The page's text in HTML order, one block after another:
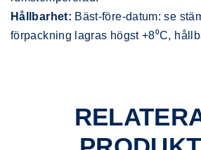
Hållbarhet: Bäst-före-datum: se
förpackning lagras högst +8⁰C,